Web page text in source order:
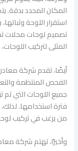
المكان المحدد بدقة.
استقرار اللوحة
تصميم لوحات محلات
المثلى لتركيب
أيضًا، تقدم شركة
الفحص المنتظمة
جميع اللوحات التي
فترة استخدامها. لذلك،
من يرغب في تركيب
وأخيرًا، تهتم شركة